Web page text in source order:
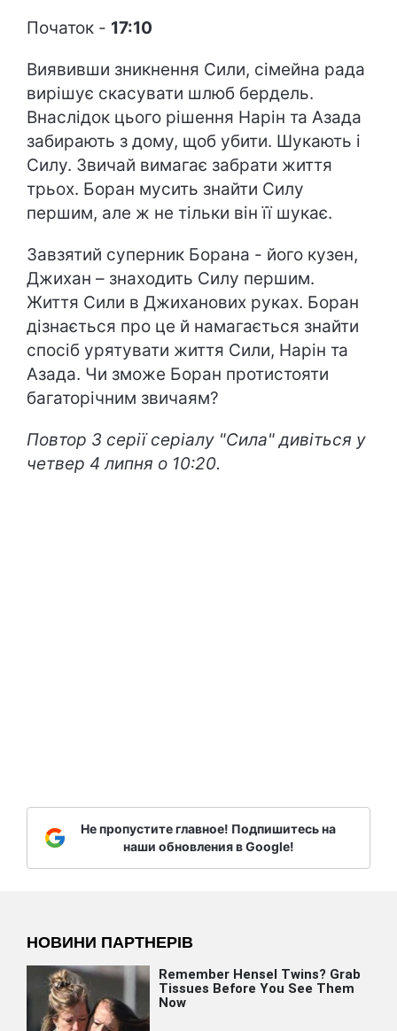
Початок - 17:10
Виявивши зникнення Сили, сімейна рада
вирішує скасувати шлюб бердель.
Внаслідок цього рішення Нарін та Азада
забирають з дому, щоб убити. Шукають і
Силу. Звичай вимагає забрати життя
трьох. Боран мусить знайти Силу
першим, але ж не тільки він її шукає.
Завзятий суперник Борана - його кузен,
Джихан – знаходить Силу першим.
Життя Сили в Джиханових руках. Боран
дізнається про це й намагається знайти
спосіб урятувати життя Сили, Нарін та
Азада. Чи зможе Боран протистояти
багаторічним звичаям?
Повтор 3 серії серіалу "Сила" дивіться у
четвер 4 липня о 10:20.
Не пропустите главное! Подпишитесь на
наши обновления в Google!